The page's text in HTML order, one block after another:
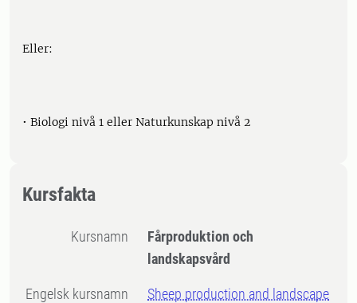
Eller:
• Biologi nivå 1 eller Naturkunskap nivå 2
Kursfakta
Kursnamn
Fårproduktion och
landskapsvård
Engelsk kursnamn
Sheep production and landscape